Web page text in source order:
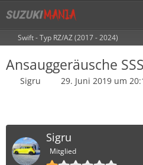
Swift - Typ RZ/AZ (2017 - 2024)
Ansauggeräusche
Sigru 29. Juni 2019 um
Sigru
Mitglied